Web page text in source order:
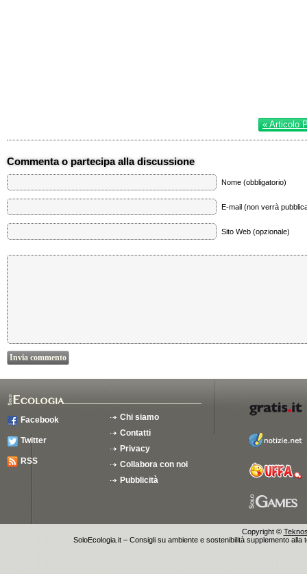
« Articolo
Commenta o partecipa alla discussione
Nome (obbligatorio)
E-mail (non verrà
Sito Web (opzionale)
Facebook
Twitter
RSS
Chi siamo
Contatti
Privacy
Collabora con noi
Pubblicità
Copyright ©
SoloEcologia.it – Consigli su ambiente e sostenibilità supplemento